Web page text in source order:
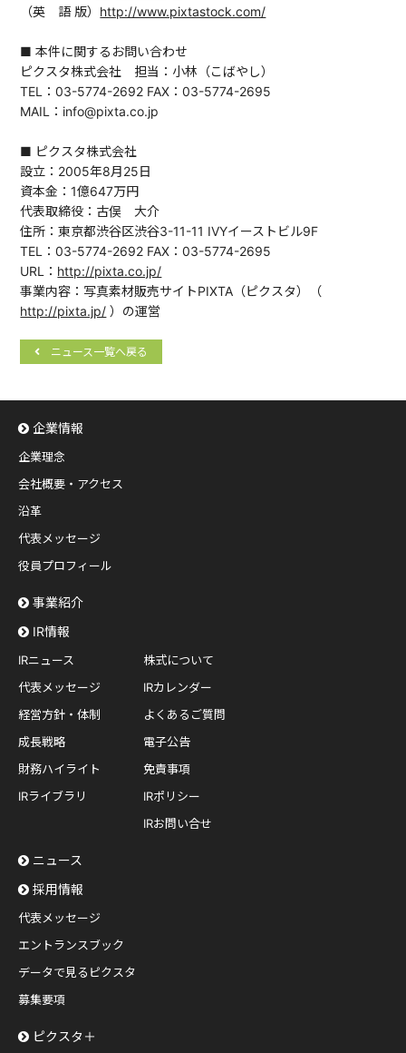
（英 語 版） http://www.pixtastock.com/
■ 本件に関するお問い合わせ
ピクスタ株式会社 担当：小林（こばやし）
TEL：03-5774-2692 FAX：03-5774-2695
MAIL：info@pixta.co.jp
■ ピクスタ株式会社
設立：2005年8月25日
資本金：1億647万円
代表取締役：古俣 大介
住所：東京都渋谷区渋谷3-11-11 IVYイーストビル9F
TEL：03-5774-2692 FAX：03-5774-2695
URL： http://pixta.co.jp/
事業内容：写真素材販売サイトPIXTA（ピクスタ）（
http://pixta.jp/ ）の運営
ニュース一覧へ戻る
企業情報
企業理念
会社概要・アクセス
沿革
代表メッセージ
役員プロフィール
事業紹介
IR情報
IRニュース
代表メッセージ
経営方針・体制
成長戦略
財務ハイライト
IRライブラリ
株式について
IRカレンダー
よくあるご質問
電子公告
免責事項
IRポリシー
IRお問い合せ
ニュース
採用情報
代表メッセージ
エントランスブック
データで見るピクスタ
募集要項
ピクスタ＋